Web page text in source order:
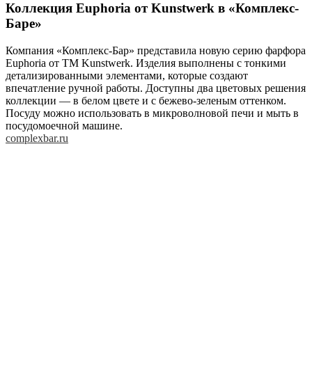
Коллекция Euphoria от Kunstwerk в «Комплекс-
Баре»
Компания «Комплекс-Бар» представила новую серию фарфора
Euphoria от ТМ Kunstwerk. Изделия выполнены с тонкими
детализированными элементами, которые создают
впечатление ручной работы. Доступны два цветовых решения
коллекции — в белом цвете и с бежево-зеленым оттенком.
Посуду можно использовать в микроволновой печи и мыть в
посудомоечной машине.
complexbar.ru